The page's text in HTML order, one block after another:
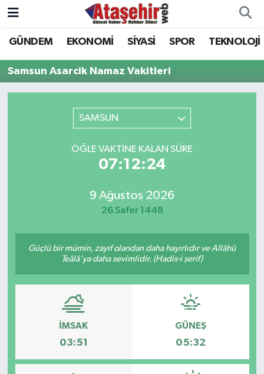
GÜNDEM EKONOMİ SİYASİ SPOR TEKNOLOJİ
Samsun Asarcik Namaz Vakitleri
SAMSUN
ÖĞLE VAKTINE KALAN SÜRE
07:12:24
9 Ağustos 2026
26 Safer 1448
Güçlü bir mümin, zayıf olandan daha hayırlıdır ve Allâhü
Teâlâ'ya daha sevimlidir. (Hadis-i şerif)
İMSAK
03:51
GÜNEŞ
05:32
Hava Durumu
Trafik Durumu
Son Dakika Haberleri